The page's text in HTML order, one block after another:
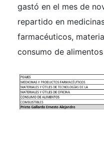
gastó en el mes de
repartido en
farmacéuticos,
consumo de